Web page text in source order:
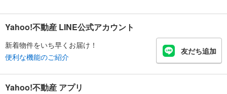
Yahoo!不動産 LINE公式アカウント
新着物件をいち早くお届け！
便利な機能のご紹介
友だち追加
Yahoo!不動産 アプリ